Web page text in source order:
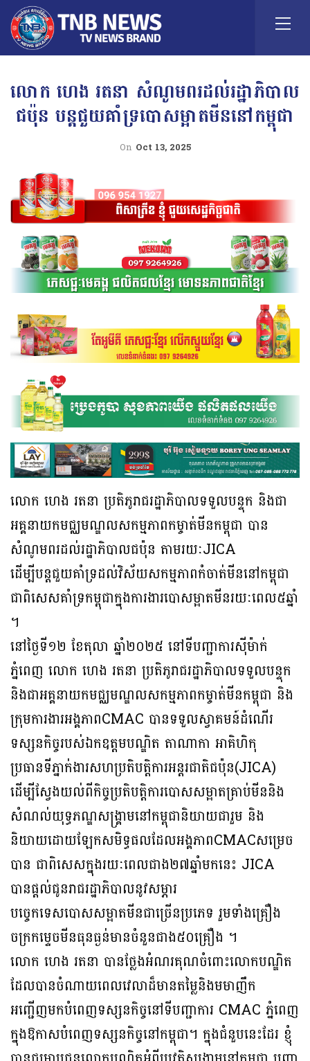
លោក ហេង រតនា សំណូមពរដល់រដ្ឋាភិបាល
ជប៉ុន បន្ដជួយគាំទ្របោសម្អាតមីននៅកម្ពុជា
On Oct 13, 2025
លោក ហេង រតនា ប្រតិភូរាជរដ្ឋាភិបាលទទួលបន្ទុក និងជា
អគ្គនាយកមជ្ឈមណ្ឌលសកម្មភាពកម្ចាត់មីនកម្ពុជា បាន
សំណូមពរដល់រដ្ឋាភិបាលជប៉ុន តាមរយៈJICA
ដើម្បីបន្ដជួយគាំទ្រដល់វិស័យសកម្មភាពកំចាត់មីននៅកម្ពុជា
ជាពិសេសគាំទ្រកម្ពុជាក្នុងការងារបោសម្អាតមីនរយៈពេល៥ឆ្នាំ
។
នៅថ្ងៃទី១២ ខែតុលា ឆ្នាំ២០២៥ នៅទីបញ្ជាការស៊ីម៉ាក់
ភ្នំពេញ លោក ហេង រតនា ប្រតិភូរាជរដ្ឋាភិបាលទទួលបន្ទុក
និងជាអគ្គនាយកមជ្ឈមណ្ឌលសកម្មភាពកម្ចាត់មីនកម្ពុជា និង
ក្រុមការងារអង្គភាពCMAC បានទទួលស្វាគមន៍ដំណើរ
ទស្សនកិច្ចរបស់ឯកឧត្តមបណ្ឌិត តាណាកា អាគិហិកុ
ប្រធានទីភ្នាក់ងារសហប្រតិបត្តិការអន្តរជាតិជប៉ុន(JICA)
ដើម្បីស្វែងយល់ពីកិច្ចប្រតិបត្តិការបោសសម្អាតគ្រាប់មីននិង
សំណល់យុទ្ធភណ្ឌសង្គ្រាមនៅកម្ពុជានិយាយជារួម និង
និយាយដោយឡែកសមិទ្ធផលដែលអង្គភាពCMACសម្រេច
បាន ជាពិសេសក្នុងរយៈពេលជាង២៧ឆ្នាំមកនេះ JICA
បានផ្តល់ជូនរាជរដ្ឋាភិបាលនូវសម្ភារ
បច្ចេកទេសបោសសម្អាតមីនជាច្រេីនប្រភេទ រួមទាំងគ្រឿង
ចក្រកម្ទេចមីនធុនធ្ងន់មានចំនួនជាង៥០គ្រឿង ។
លោក ហេង រតនា បានថ្លែងអំណរគុណចំពោះលោកបណ្ឌិត
ដែលបានចំណាយពេលវេលាដ៏មានតម្លៃនិងមមាញឹក
អញ្ជើញមកបំពេញទស្សនកិច្ចនៅទីបញ្ជាការ CMAC ភ្នំពេញ
ក្នុងឱកាសបំពេញទស្សនកិច្ចនៅកម្ពុជា។ ក្នុងជំនួបនេះដែរ ខ្ញុំ